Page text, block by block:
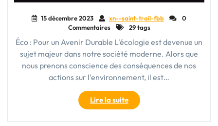
15 décembre 2023 xn--saint-trail-fbb
0
Commentaires
29 tags
Éco : Pour un Avenir Durable L'écologie est devenue un
sujet majeur dans notre société moderne. Alors que
nous prenons conscience des conséquences de nos
actions sur l'environnement, il est…
Lire la suite"L’Éco-
responsabilité
: